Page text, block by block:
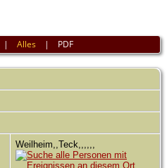
|Alles | PDF
Weilheim,,Teck,,,,,,